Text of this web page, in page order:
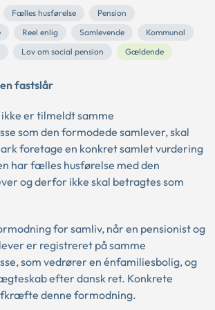
Fælles husførelse
Pension
Reel enlig Samlevende
Kommunal
Lov om social pension Gældende
fastslår
er tilmeldt samme
som den formodede samlever, skal
foretage en konkret samlet vurdering
har fælles husførelse med den
og derfor ikke skal betragtes som
for samliv, når en pensionist og
er registreret på samme
som vedrører en énfamiliesbolig, og
efter dansk ret. Konkrete
denne formodning.